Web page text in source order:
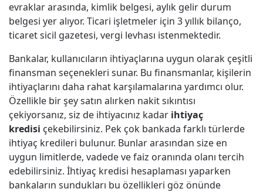
evraklar arasında, kimlik belgesi, aylık gelir durum
belgesi yer alıyor. Ticari işletmeler için 3 yıllık bilanço,
ticaret sicil gazetesi, vergi levhası istenmektedir.
Bankalar, kullanıcıların ihtiyaçlarına uygun olarak çeşitli
finansman seçenekleri sunar. Bu finansmanlar, kişilerin
ihtiyaçlarını daha rahat karşılamalarına yardımcı olur.
Özellikle bir şey satın alırken nakit sıkıntısı
çekiyorsanız, siz de ihtiyacınız kadar ihtiyaç
kredisi çekebilirsiniz. Pek çok bankada farklı türlerde
ihtiyaç kredileri bulunur. Bunlar arasından size en
uygun limitlerde, vadede ve faiz oranında olanı tercih
edebilirsiniz. İhtiyaç kredisi hesaplaması yaparken
bankaların sundukları bu özellikleri göz önünde